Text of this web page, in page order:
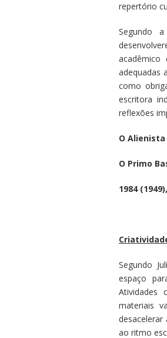
repertório
Segundo
adequadas
como
escritora
reflexões
O Alienista
O Primo
1984
Segundo
espaço
Atividades
materiais
ao ritmo